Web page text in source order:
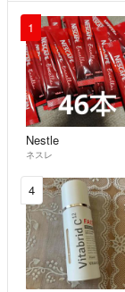
1
Nestle
ネスレ
4